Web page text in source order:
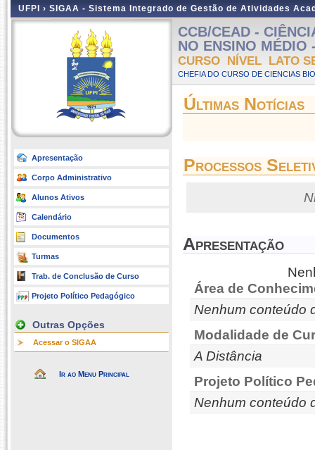
UFPI › SIGAA - Sistema Integrado de Gestão de Atividades
Apresentação
Corpo Administrativo
Alunos Ativos
Calendário
Documentos
Turmas
Trab. de Conclusão de Curso
Projeto Político Pedagógico
Outras Opções
Acessar o SIGAA
Ir ao Menu Principal
CCB/CEAD -
NO ENSINO
CURSO NÍVEL LATO
CHEFIA DO CURSO DE CIENCIAS
Últimas Notícias
Processos
Apresentação
Área de
Nenhum conteúdo
Modalidade de
A Distância
Projeto Político
Nenhum conteúdo